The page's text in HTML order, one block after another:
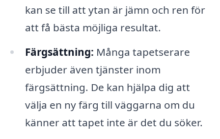
kan se till att ytan är jämn och ren för
att få bästa möjliga resultat.
Färgsättning: Många tapetserare
erbjuder även tjänster inom
färgsättning. De kan hjälpa dig att
välja en ny färg till väggarna om du
känner att tapet inte är det du söker.